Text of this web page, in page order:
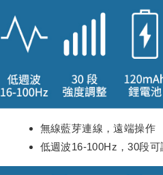
無線藍芽連線，遠端操作
低週波16-100Hz，30段可